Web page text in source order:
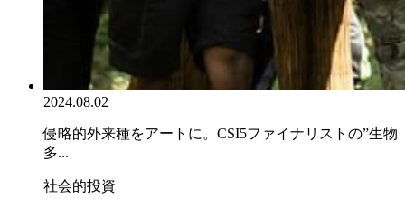
2024.08.02
侵略的外来種をアートに。CSI5ファイナリストの”生物
多...
社会的投資